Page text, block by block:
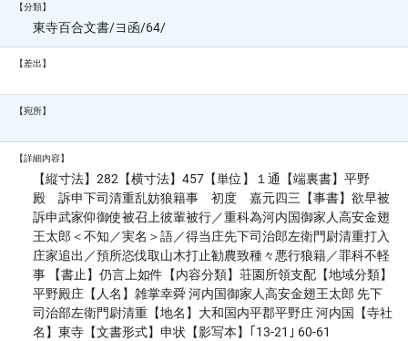
【分類】
東寺百合文書/ヨ函/64/
【差出】
【宛所】
【詳細内容】
【縦寸法】282【横寸法】457【単位】１通【端裏書】平野
殿 訴申下司清重乱妨狼籍事 初度 嘉元四三【事書】欲早被
訴申武家仰御使被召上彼輩被行／重科為河内国御家人高安金翅
王太郎＜不知／実名＞語／得当庄先下司治郎左衛門尉清重打入
庄家追出／預所恣伐取山木打止勧農致種々悪行狼籍／罪科不軽
事 【書止】仍言上如件【内容分類】荘園所領支配【地域分類】
平野殿庄【人名】雑掌幸舜 河内国御家人高安金翅王太郎 先下
司治部左衛門尉清重【地名】大和国内平郡平野庄 河内国【寺社
名】東寺【文書形式】申状【影写本】｢13-21｣ 60-61